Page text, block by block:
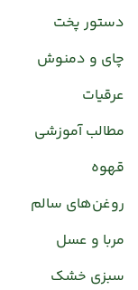
دستور پخت
چای و دمنوش
عرقیات
مطالب آموزشی
قهوه
روغن‌های سالم
مربا و عسل
سبزی خشک